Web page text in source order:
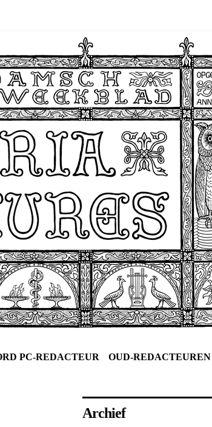
PC-REDACTEUR OUD-REDACTEUREN
Archief